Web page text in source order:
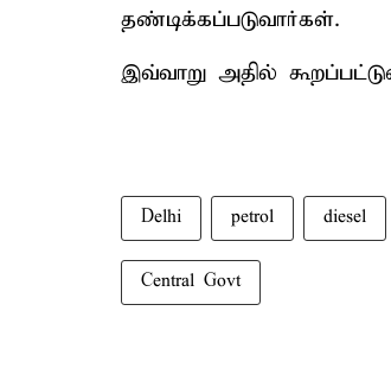
தண்டிக்கப்படுவார்கள்.
இவ்வாறு அதில்
Delhi petrol diesel
Central Govt